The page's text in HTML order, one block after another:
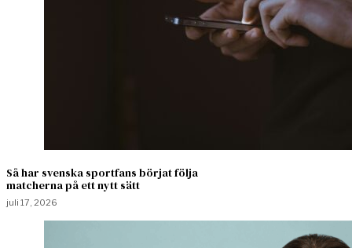
Så har svenska sportfans börjat följa
matcherna på ett nytt sätt
juli 17, 2026